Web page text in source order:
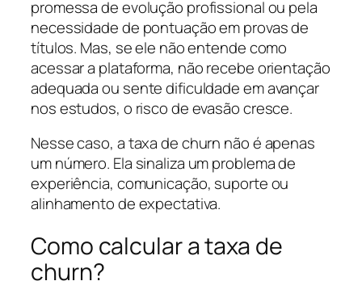
promessa de evolução profissional ou pela
necessidade de pontuação em provas de
títulos. Mas, se ele não entende como
acessar a plataforma, não recebe orientação
adequada ou sente dificuldade em avançar
nos estudos, o risco de evasão cresce.
Nesse caso, a taxa de churn não é apenas
um número. Ela sinaliza um problema de
experiência, comunicação, suporte ou
alinhamento de expectativa.
Como calcular a taxa de
churn?